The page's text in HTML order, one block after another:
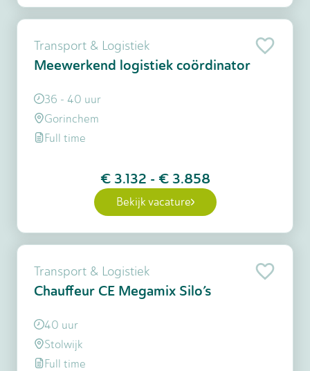
Transport & Logistiek
Meewerkend logistiek coördinator
36 - 40 uur
Gorinchem
Full time
€ 3.132 - € 3.858
Bekijk vacature
Transport & Logistiek
Chauffeur CE Megamix Silo’s
40 uur
Stolwijk
Full time